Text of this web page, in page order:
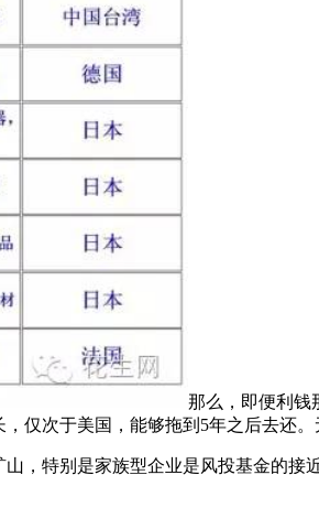
那么，即便利钱
仅次于美国，能够拖到5年之后去还
特别是家族型企业是风投基金的接近